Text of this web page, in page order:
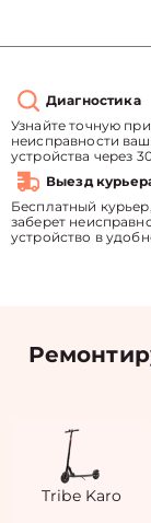
Диагностика
Узнайте точную
неисправности
устройства через
Выезд
Бесплатный
заберет
устройство в
Tribe Karo